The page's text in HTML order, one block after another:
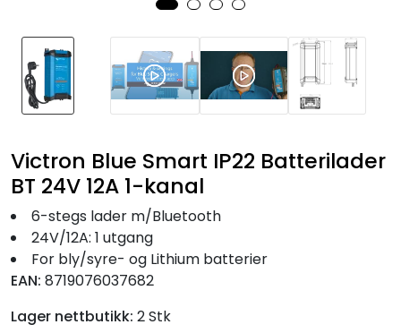
Victron Blue Smart IP22 Batterilader
BT 24V 12A 1-kanal
6-stegs lader m/Bluetooth
24V/12A: 1 utgang
For bly/syre- og Lithium batterier
EAN: 8719076037682
Lager nettbutikk: 2 Stk